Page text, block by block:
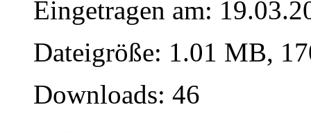
Eingetragen am:
Dateigröße: 1.01 MB,
Downloads: 46